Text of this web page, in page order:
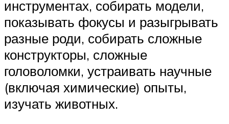
инструментах, собирать модели,
показывать фокусы и разыгрывать
разные роди, собирать сложные
конструкторы, сложные
головоломки, устраивать научные
(включая химические) опыты,
изучать животных.